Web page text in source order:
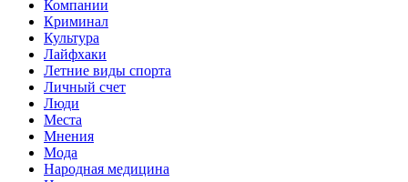
Компании
Криминал
Культура
Лайфхаки
Летние виды спорта
Личный счет
Люди
Места
Мнения
Мода
Народная медицина